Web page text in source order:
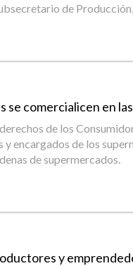
de
comercialicen en
de los
encargados de los
de supermercados.
y